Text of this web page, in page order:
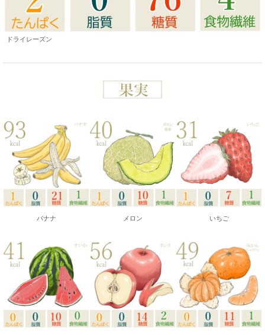
ドライレーズン
バナナ メロン いちご